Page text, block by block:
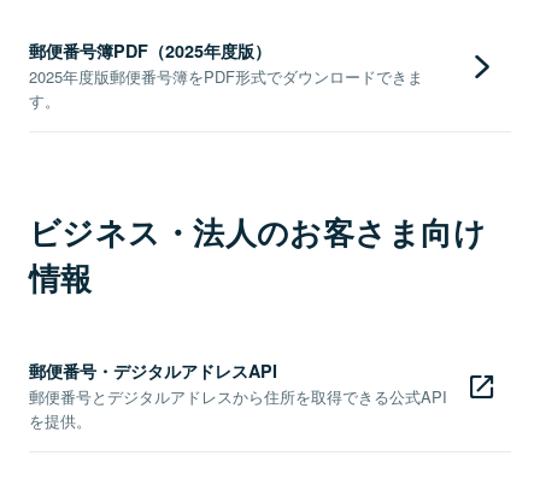
郵便番号簿PDF（2025年度版）
2025年度版郵便番号簿をPDF形式でダウンロードできま
す。
ビジネス・法人のお客さま向け
情報
郵便番号・デジタルアドレスAPI
郵便番号とデジタルアドレスから住所を取得できる公式API
を提供。